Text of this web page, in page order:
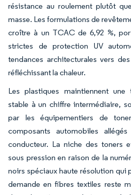
résistance au roulement plutôt
masse. Les formulations de
croître à un TCAC de 6,92 %,
strictes de protection UV
tendances architecturales vers
réfléchissant la chaleur.
Les plastiques maintiennent
stable à un chiffre intermédiaire,
par les équipementiers de
composants automobiles
conducteur. La niche des toners
sous pression en raison de la
noirs spéciaux haute résolution qui
demande en fibres textiles reste